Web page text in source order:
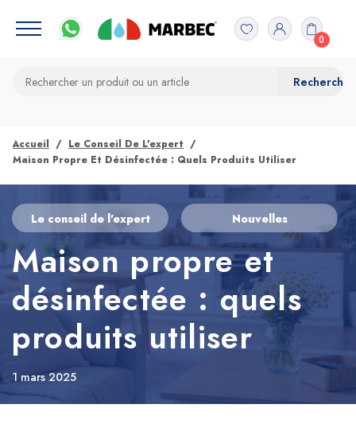
0
Accueil
Le Conseil De L'expert
Maison Propre Et Désinfectée : Quels Produits Utiliser
Le conseil de l'expert Nouvelles
Maison propre et
désinfectée : quels
produits utiliser
1 mars 2025